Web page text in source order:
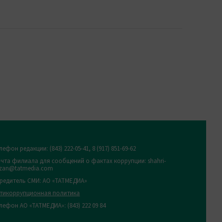
редакции: (843) 222-05-41, 8 (917) 851-69-62
филиала для сообщений о фактах коррупции: shahri-
СМИ: АО «ТАТМЕДИА»
политика
АО «ТАТМЕДИА»: (843) 222 09 84